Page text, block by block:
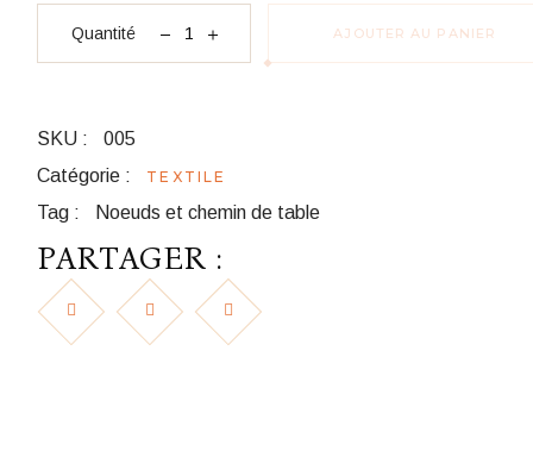
Quantité
quantité Noeuds en Organza
AJOUTER AU PANIER
SKU :
005
Catégorie :
TEXTILE
Tag : Noeuds et chemin de table
PARTAGER :